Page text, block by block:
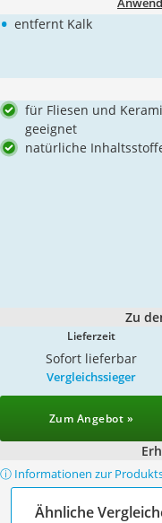
• entfernt Kalk
für Fliesen und
geeignet
natürliche
Zu
Lieferzeit
Sofort lieferbar
Vergleichssieger
Zum Angebot »
ⓘ Informationen zur
Ähnliche